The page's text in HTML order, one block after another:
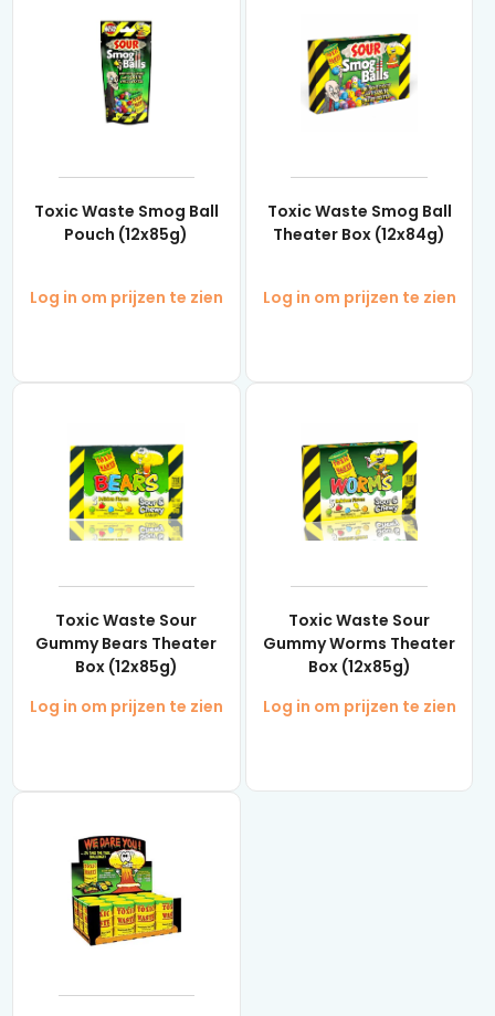
Toxic Waste Smog Ball
Pouch (12x85g)
Log in om prijzen te zien
Toxic Waste Smog Ball
Theater Box (12x84g)
Log in om prijzen te zien
Toxic Waste Sour
Gummy Bears Theater
Box (12x85g)
Log in om prijzen te zien
Toxic Waste Sour
Gummy Worms Theater
Box (12x85g)
Log in om prijzen te zien